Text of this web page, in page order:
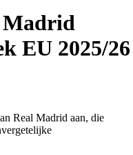
Madrid
EU 2025/26
Real Madrid aan, die